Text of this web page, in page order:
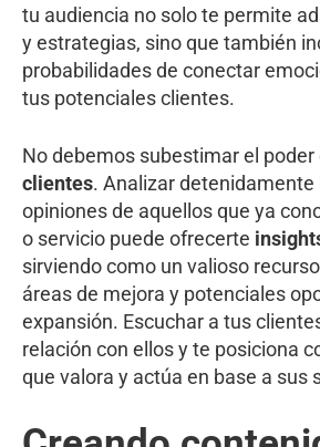
tu audiencia no solo te permite
y estrategias, sino que también
probabilidades de conectar
tus potenciales clientes.
No debemos subestimar el poder
clientes. Analizar
opiniones de aquellos que ya
o servicio puede ofrecerte
sirviendo como un valioso
áreas de mejora y potenciales
expansión. Escuchar a tus
relación con ellos y te posiciona
que valora y actúa en base a sus